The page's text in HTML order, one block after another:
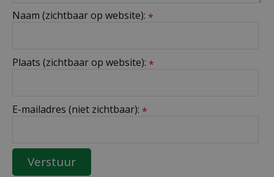
Naam (zichtbaar op website): *
Plaats (zichtbaar op website): *
E-mailadres (niet zichtbaar): *